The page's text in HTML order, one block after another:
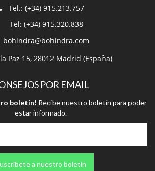
Tel.: (+34) 915.213.757
Tel: (+34) 915.320.838
bohindra@bohindra.com
Paz 15, 28012 Madrid (España)
POR EMAIL
boletín! Recibe nuestro boletín para poder
estar informado.
a nuestro boletín